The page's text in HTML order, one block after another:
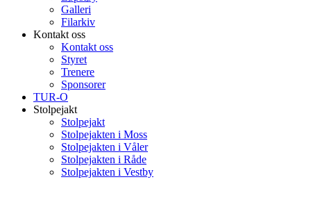
Galleri
Filarkiv
Kontakt oss
Kontakt oss
Styret
Trenere
Sponsorer
TUR-O
Stolpejakt
Stolpejakt
Stolpejakten i Moss
Stolpejakten i Våler
Stolpejakten i Råde
Stolpejakten i Vestby